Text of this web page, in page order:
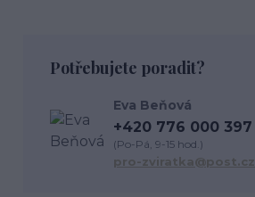
Potřebujete poradit?
Eva Beňová
+420 776 000 397
(Po-Pá, 9-15 hod.)
pro-zviratka@post.cz